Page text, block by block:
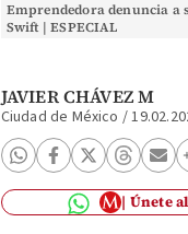
Emprendedora denuncia a
Swift | ESPECIAL
JAVIER CHÁVEZ M
Ciudad de México /
Únete